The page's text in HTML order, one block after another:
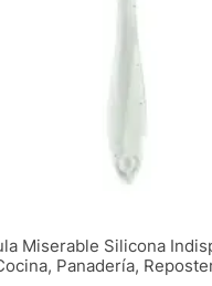
Miserable Silicona
Panadería,